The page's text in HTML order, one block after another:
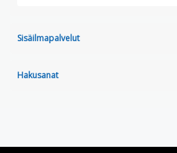
Sisäilmapalvelut
Hakusanat